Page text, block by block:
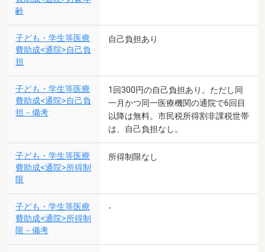
齢
子ども・学生等医療
費助成<通院>自己負
担
自己負担あり
子ども・学生等医療
費助成<通院>自己負
担－備考
1回300円の自己負担あり。ただし同
一月かつ同一医療機関の通院で6回目
以降は無料。市民税所得割非課税世帯
は、自己負担なし。
子ども・学生等医療
費助成<通院>所得制
限
所得制限なし
子ども・学生等医療
費助成<通院>所得制
限－備考
-